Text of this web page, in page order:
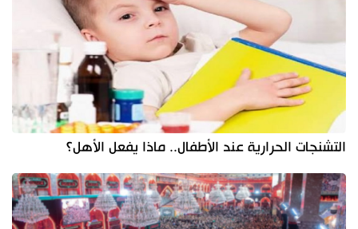
التشنجات الحرارية عند الأطفال.. ماذا يفعل الأهل؟